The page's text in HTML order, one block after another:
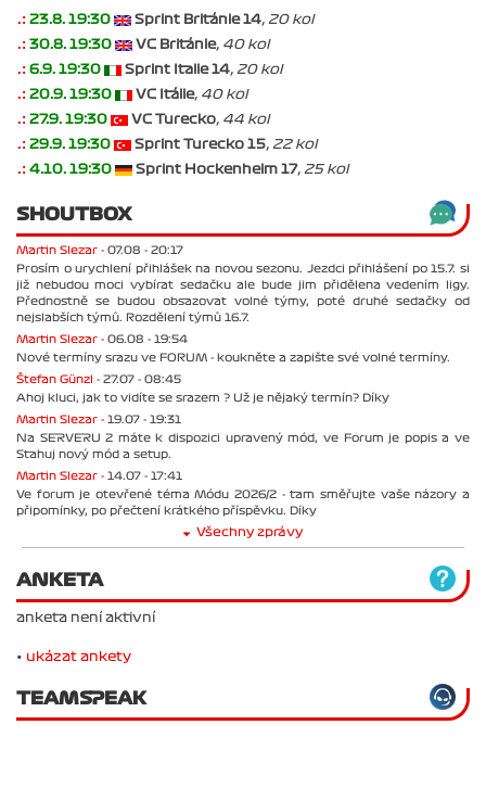
.: 23.8. 19:30 Sprint Británie 14, 20 kol
.: 30.8. 19:30 VC Británie, 40 kol
.: 6.9. 19:30 Sprint Italie 14, 20 kol
.: 20.9. 19:30 VC Itálie, 40 kol
.: 27.9. 19:30 VC Turecko, 44 kol
.: 29.9. 19:30 Sprint Turecko 15, 22 kol
.: 4.10. 19:30 Sprint Hockenheim 17, 25 kol
SHOUTBOX
Martin Slezar - 07.08 - 20:17
Prosím o urychlení přihlášek na novou sezonu. Jezdci přihlášení po 15.7. si
již nebudou moci vybírat sedačku ale bude jim přidělena vedením ligy.
Přednostně se budou obsazovat volné týmy, poté druhé sedačky od
nejslabších týmů. Rozdělení týmů 16.7.
Martin Slezar - 06.08 - 19:54
Nové termíny srazu ve FORUM - koukněte a zapište své volné termíny.
Štefan Günzl - 27.07 - 08:45
Ahoj kluci, jak to vidíte se srazem ? Už je nějaký termín? Díky
Martin Slezar - 19.07 - 19:31
Na SERVERU 2 máte k dispozici upravený mód, ve Forum je popis a ve
Stahuj nový mód a setup.
Martin Slezar - 14.07 - 17:41
Ve forum je otevřené téma Módu 2026/2 - tam směřujte vaše názory a
připomínky, po přečtení krátkého příspěvku. Díky
Všechny zprávy
ANKETA
anketa není aktivní
• ukázat ankety
TEAMSPEAK